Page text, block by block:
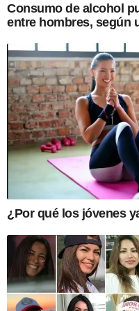
Consumo de alcohol
entre hombres, según
¿Por qué los jóvenes